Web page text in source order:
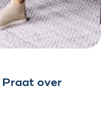
Praat over